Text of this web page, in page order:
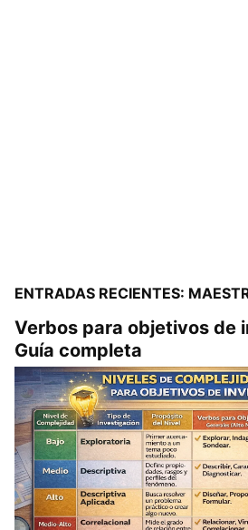
ENTRADAS RECIENTES:
Verbos para objetivos de
Guía completa